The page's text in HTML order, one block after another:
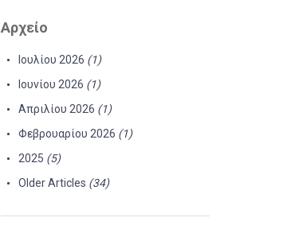
Αρχείο
Ιουλίου 2026 (1)
Ιουνίου 2026 (1)
Απριλίου 2026 (1)
Φεβρουαρίου 2026 (1)
2025 (5)
Older Articles (34)